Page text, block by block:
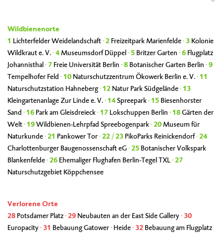
Wildbienenorte
1 Lichterfelder Weidelandschaft·2 Freizeitpark Marienfelde· 3 Kolonie
Wildkraut e. V.·4Museumsdorf Düppel·5 Britzer Garten ·6 Flugplatz
Johannisthal· 7 Freie Universität Berlin ·8 Botanischer Garten Berlin ·9
Tempelhofer Feld ·10 Naturschutzzentrum Ökowerk Berlin e. V.·11
Naturschutzstation Hahneberg·12 Natur Park Südgelände·13
Kleingartenanlage Zur Linde e. V.·14Spreepark·15 Biesenhorster
Sand ·16 Park am Gleisdreieck·17 Lokschuppen Berlin ·18Gärten der
Welt·19Wildbienen-Lehrpfad Spreebogenpark·20Museum für
Naturkunde·21 Pankower Tor·22 /23 PikoParks Reinickendorf·24
Charlottenburger Baugenossenschaft eG·25 Botanischer Volkspark
Blankenfelde·26 Ehemaliger Flughafen Berlin-Tegel TXL·27
Naturschutzgebiet Köppchensee
Verlorene Orte
28 Potsdamer Platz·29 Neubauten an der East Side Gallery· 30
Europacity· 31 Bebauung Gatower· Heide· 32 Bebauung am Flugplatz